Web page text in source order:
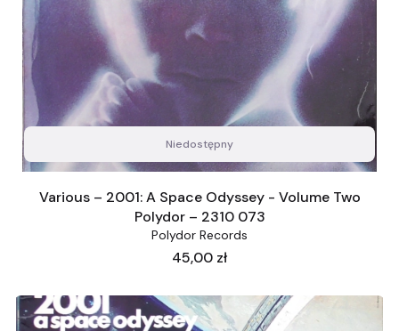
Niedostępny
Various – 2001: A Space Odyssey - Volume Two
Polydor – 2310 073
Polydor Records
Cena
45,00 zł